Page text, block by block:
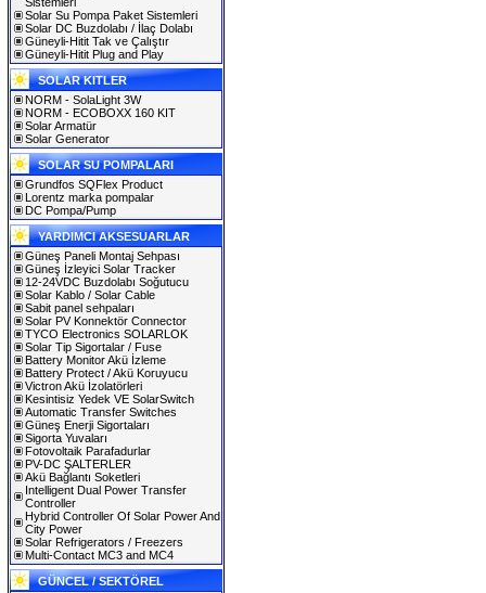
Solar Su Pompa Paket Sistemleri
Solar DC Buzdolabı / İlaç Dolabı
Güneyli-Hitit Tak ve Çalıştır
Güneyli-Hitit Plug and Play
SOLAR KITLER
NORM - SolaLight 3W
NORM - ECOBOXX 160 KIT
Solar Armatür
Solar Generator
SOLAR SU POMPALARI
Grundfos SQFlex Product
Lorentz marka pompalar
DC Pompa/Pump
YARDIMCI AKSESUARLAR
Güneş Paneli Montaj Sehpası
Güneş İzleyici Solar Tracker
12-24VDC Buzdolabı Soğutucu
Solar Kablo / Solar Cable
Sabit panel sehpaları
Solar PV Konnektör Connector
TYCO Electronics SOLARLOK
Solar Tip Sigortalar / Fuse
Battery Monitor Akü İzleme
Battery Protect / Akü Koruyucu
Victron Akü İzolatörleri
Kesintisiz Yedek VE SolarSwitch
Automatic Transfer Switches
Güneş Enerji Sigortaları
Sigorta Yuvaları
Fotovoltaik Parafadurlar
PV-DC ŞALTERLER
Akü Bağlantı Soketleri
Intelligent Dual Power Transfer
Controller
Hybrid Controller Of Solar Power And
City Power
Solar Refrigerators / Freezers
Multi-Contact MC3 and MC4
GÜNCEL / SEKTÖREL